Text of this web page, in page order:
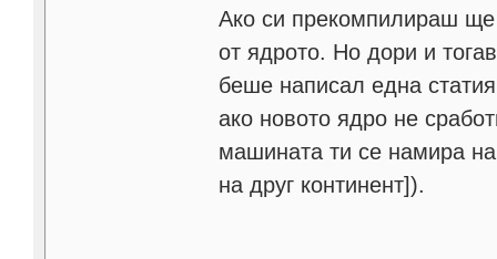
Ако си прекомпилираш
от ядрото. Но дори и
беше написал една
ако новото ядро не
машината ти се намира
на друг континент]).